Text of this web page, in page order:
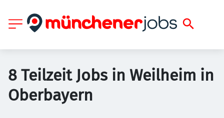
8 Teilzeit Jobs in Weilheim in
Oberbayern